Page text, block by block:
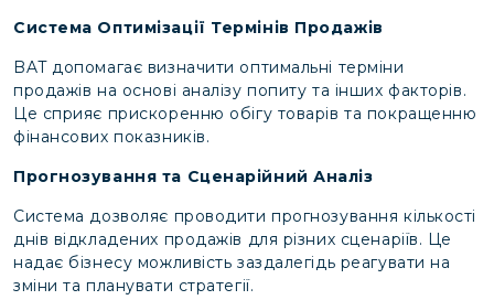
Система Оптимізації Термінів Продажів
BAT допомагає визначити оптимальні терміни
продажів на основі аналізу попиту та інших факторів.
Це сприяє прискоренню обігу товарів та покращенню
фінансових показників.
Прогнозування та Сценарійний Аналіз
Система дозволяє проводити прогнозування кількості
днів відкладених продажів для різних сценаріїв. Це
надає бізнесу можливість заздалегідь реагувати на
зміни та планувати стратегії.